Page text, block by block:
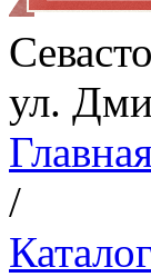
ул.
/
Каталог